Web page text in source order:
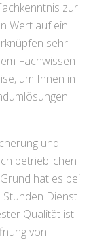
zur
Wert auf ein
sehr
Fachwissen
um Ihnen in
und
betrieblichen
hat es bei
Stunden Dienst
Qualität ist.
von